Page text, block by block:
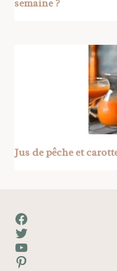
semaine ?
Jus de pêche et
Facebook
Twitter
YouTube
Pinterest